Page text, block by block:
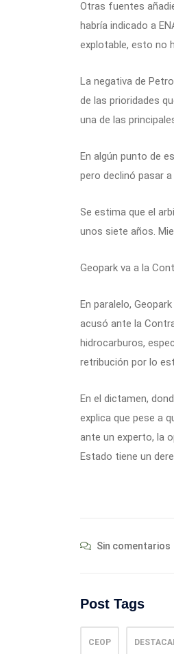
Otras fuentes
habría indicado a
explotable, esto no
La negativa de
de las prioridades
una de las
En algún punto de
pero declinó pasar
Se estima que el
unos siete años.
Geopark va a la
En paralelo,
acusó ante la
hidrocarburos,
retribución por lo
En el dictamen,
explica que pese a
ante un experto, la
Estado tiene un
Sin comentarios
Post Tags
CEOP